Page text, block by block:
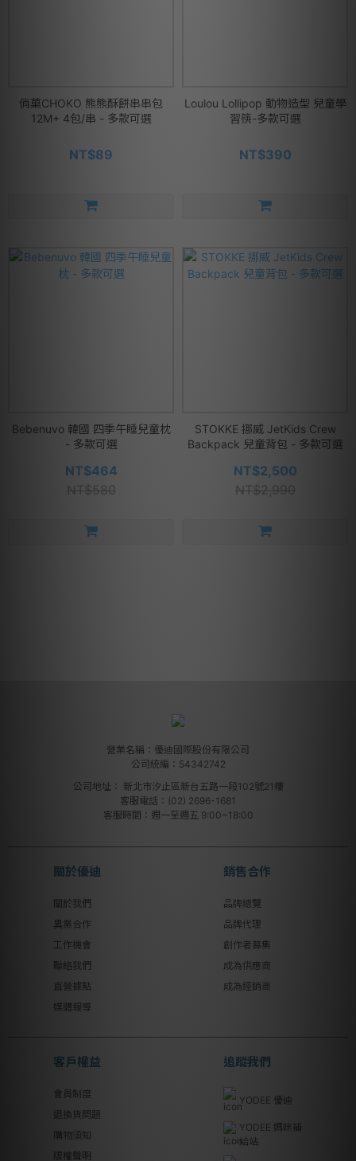
俏菓CHOKO 熊熊酥餅串串包
12M+ 4包/串 - 多款可選
NT$89
Loulou Lollipop 動物造型 兒童學
習筷-多款可選
NT$390
Bebenuvo 韓國 四季午睡兒童枕
- 多款可選
NT$464
NT$580
STOKKE 挪威 JetKids Crew
Backpack 兒童背包 - 多款可選
NT$2,500
NT$2,990
營業名稱：優迪國際股份有限公司
公司統編：54342742
公司地址： 新北市汐止區新台五路一段102號21樓
客服電話：(02) 2696-1681
客服時間：週一至週五 9:00~18:00
關於優迪
關於我們
異業合作
工作機會
聯絡我們
直營據點
媒體報導
銷售合作
品牌總覽
品牌代理
創作者募集
成為供應商
成為經銷商
客戶權益
會員制度
退換貨問題
購物須知
版權聲明
追蹤我們
YODEE 優迪
YODEE 媽咪補
給站